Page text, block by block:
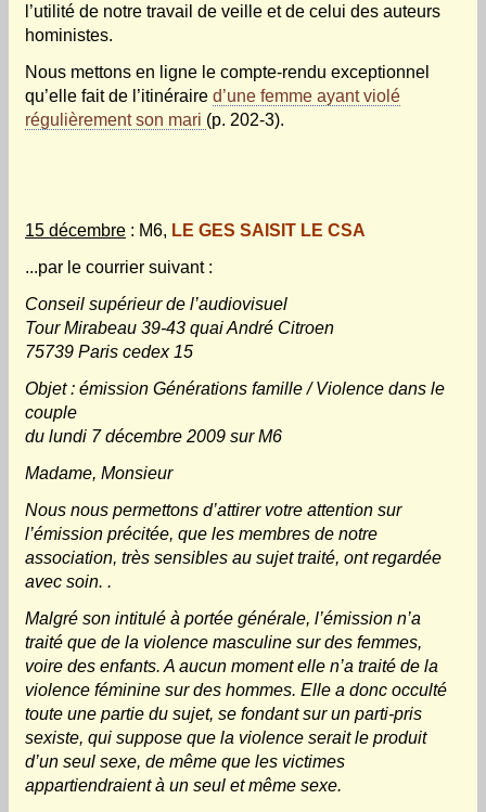
l’utilité de notre travail de veille et de celui des auteurs
hoministes.
Nous mettons en ligne le compte-rendu exceptionnel
qu’elle fait de l’itinéraire d’une femme ayant violé
régulièrement son mari (p. 202-3).
15 décembre : M6, LE GES SAISIT LE CSA
...par le courrier suivant :
Conseil supérieur de l’audiovisuel
Tour Mirabeau 39-43 quai André Citroen
75739 Paris cedex 15
Objet : émission Générations famille / Violence dans le
couple
du lundi 7 décembre 2009 sur M6
Madame, Monsieur
Nous nous permettons d’attirer votre attention sur
l’émission précitée, que les membres de notre
association, très sensibles au sujet traité, ont regardée
avec soin. .
Malgré son intitulé à portée générale, l’émission n’a
traité que de la violence masculine sur des femmes,
voire des enfants. A aucun moment elle n’a traité de la
violence féminine sur des hommes. Elle a donc occulté
toute une partie du sujet, se fondant sur un parti-pris
sexiste, qui suppose que la violence serait le produit
d’un seul sexe, de même que les victimes
appartiendraient à un seul et même sexe.